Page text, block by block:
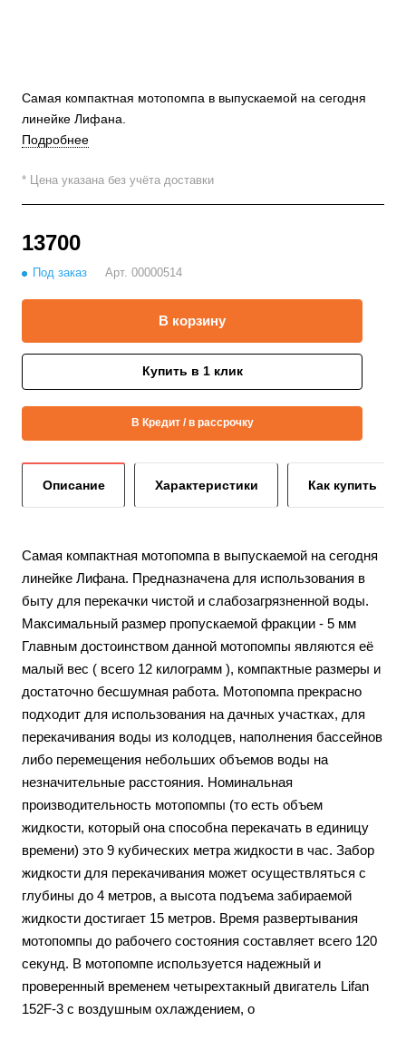
Самая компактная мотопомпа в выпускаемой на сегодня
линейке Лифана.
Подробнее
* Цена указана без учёта доставки
13700
Под заказ Арт. 00000514
В корзину
Купить в 1 клик
В Кредит / в рассрочку
Описание Характеристики Как купить
Самая компактная мотопомпа в выпускаемой на сегодня
линейке Лифана. Предназначена для использования в
быту для перекачки чистой и слабозагрязненной воды.
Максимальный размер пропускаемой фракции - 5 мм
Главным достоинством данной мотопомпы являются её
малый вес ( всего 12 килограмм ), компактные размеры и
достаточно бесшумная работа. Мотопомпа прекрасно
подходит для использования на дачных участках, для
перекачивания воды из колодцев, наполнения бассейнов
либо перемещения небольших объемов воды на
незначительные расстояния. Номинальная
производительность мотопомпы (то есть объем
жидкости, который она способна перекачать в единицу
времени) это 9 кубических метра жидкости в час. Забор
жидкости для перекачивания может осуществляться с
глубины до 4 метров, а высота подъема забираемой
жидкости достигает 15 метров. Время развертывания
мотопомпы до рабочего состояния составляет всего 120
секунд. В мотопомпе используется надежный и
проверенный временем четырехтакный двигатель Lifan
152F-3 с воздушным охлаждением, о